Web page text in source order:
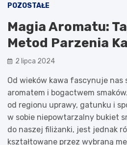
POZOSTAŁE
Magia Aromatu:
Metod Parzenia
2 lipca 2024
Od wieków kawa fascynuje nas
aromatem i bogactwem
od regionu uprawy, gatunku i
w sobie niepowtarzalny bukiet
do naszej filiżanki, jest jednak
kształtowane przez wybraną